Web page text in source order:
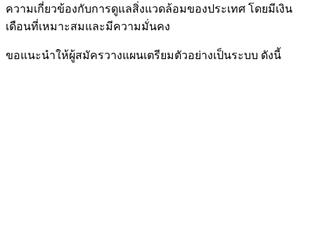
ความเกี่ยวข้องกับการดูแลสิ่งแวดล้อมของประเทศ โดยมีเงิน
เดือนที่เหมาะสมและมีความมั่นคง
ขอแนะนำให้ผู้สมัครวางแผนเตรียมตัวอย่างเป็นระบบ ดังนี้